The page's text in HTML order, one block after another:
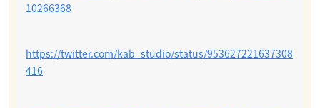
10266368
https://twitter.com/kab_studio/status/953627221637308
416